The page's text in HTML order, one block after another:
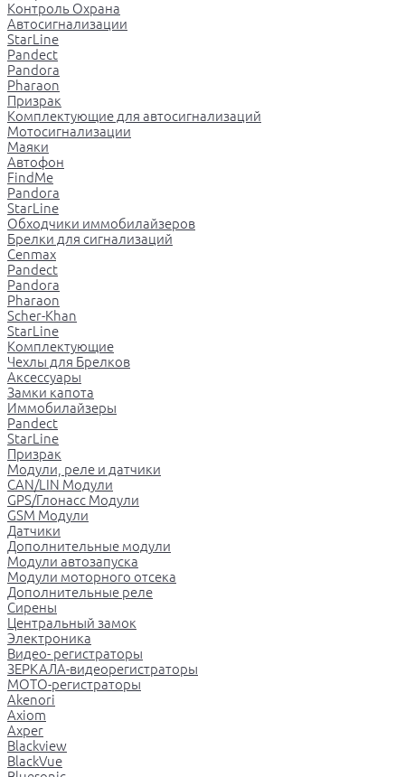
Контроль Охрана
Автосигнализации
StarLine
Pandect
Pandora
Pharaon
Призрак
Комплектующие для автосигнализаций
Мотосигнализации
Маяки
Автофон
FindMe
Pandora
StarLine
Обходчики иммобилайзеров
Брелки для сигнализаций
Cenmax
Pandect
Pandora
Pharaon
Scher-Khan
StarLine
Комплектующие
Чехлы для Брелков
Аксессуары
Замки капота
Иммобилайзеры
Pandect
StarLine
Призрак
Модули, реле и датчики
CAN/LIN Модули
GPS/Глонасс Модули
GSM Модули
Датчики
Дополнительные модули
Модули автозапуска
Модули моторного отсека
Дополнительные реле
Сирены
Центральный замок
Электроника
Видео- регистраторы
ЗЕРКАЛА-видеорегистраторы
МОТО-регистраторы
Akenori
Axiom
Axper
Blackview
BlackVue